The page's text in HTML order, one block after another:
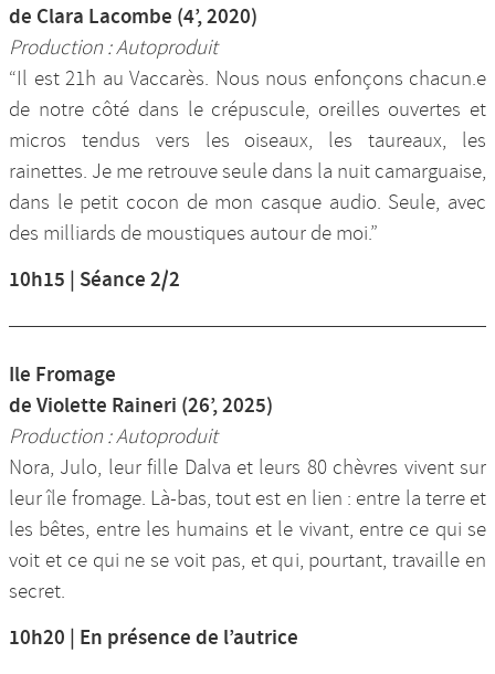
de Clara Lacombe (4’, 2020)
Production : Autoproduit
“Il est 21h au Vaccarès. Nous nous enfonçons chacun.e
de notre côté dans le crépuscule, oreilles ouvertes et
micros tendus vers les oiseaux, les taureaux, les
rainettes. Je me retrouve seule dans la nuit camarguaise,
dans le petit cocon de mon casque audio. Seule, avec
des milliards de moustiques autour de moi.”
10h15 | Séance 2/2
Ile Fromage
de Violette Raineri (26’, 2025)
Production : Autoproduit
Nora, Julo, leur fille Dalva et leurs 80 chèvres vivent sur
leur île fromage. Là-bas, tout est en lien : entre la terre et
les bêtes, entre les humains et le vivant, entre ce qui se
voit et ce qui ne se voit pas, et qui, pourtant, travaille en
secret.
10h20 | En présence de l’autrice